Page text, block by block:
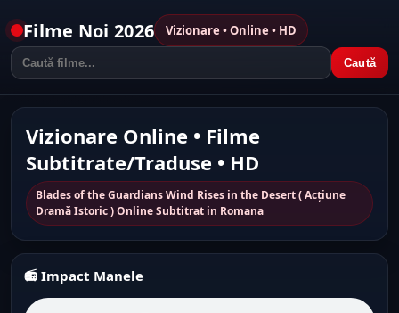
Filme Noi 2026 Vizionare • Online • HD
Caută
Vizionare Online • Filme
Subtitrate/Traduse • HD
Blades of the Guardians Wind Rises in the Desert ( Acțiune
Dramă Istoric ) Online Subtitrat in Romana
📻 Impact Manele